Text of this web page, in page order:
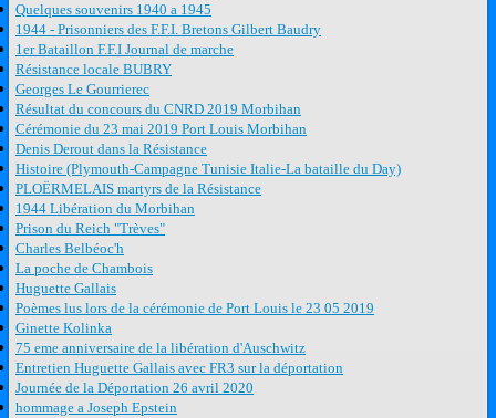
Quelques souvenirs 1940 a 1945
1944 - Prisonniers des F.F.I. Bretons Gilbert Baudry
1er Bataillon F.F.I Journal de marche
Résistance locale BUBRY
Georges Le Gourrierec
Résultat du concours du CNRD 2019 Morbihan
Cérémonie du 23 mai 2019 Port Louis Morbihan
Denis Derout dans la Résistance
Histoire (Plymouth-Campagne Tunisie Italie-La bataille du Day)
PLOËRMELAIS martyrs de la Résistance
1944 Libération du Morbihan
Prison du Reich "Trèves"
Charles Belbéoc'h
La poche de Chambois
Huguette Gallais
Poèmes lus lors de la cérémonie de Port Louis le 23 05 2019
Ginette Kolinka
75 eme anniversaire de la libération d'Auschwitz
Entretien Huguette Gallais avec FR3 sur la déportation
Journée de la Déportation 26 avril 2020
hommage a Joseph Epstein